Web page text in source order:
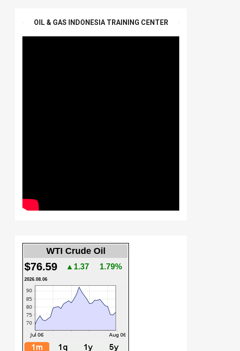
OIL & GAS INDONESIA TRAINING CENTER
WTI Crude Oil
$76.59 ▲1.37 1.79%
2026.08.06